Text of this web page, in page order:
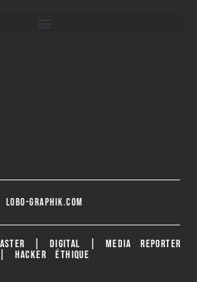
lobo-graphik.com
| DIGITAL | MEDIA REPORTER
| HACKER ÉTHIQUE